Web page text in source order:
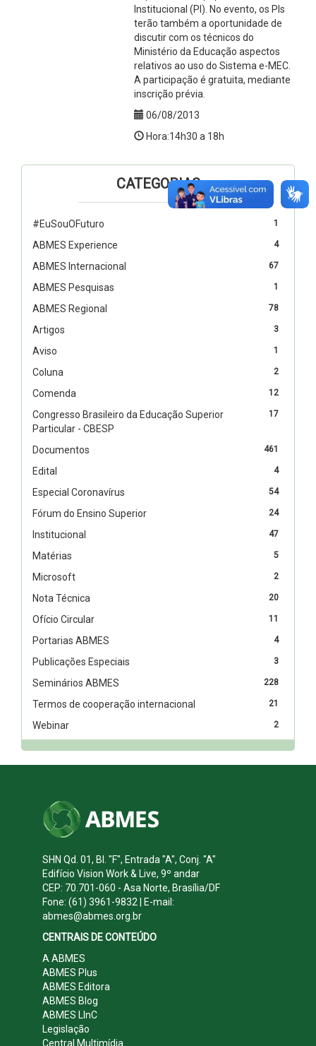
Institucional (PI). No evento, os PIs
terão também a oportunidade de
discutir com os técnicos do
Ministério da Educação aspectos
relativos ao uso do Sistema e-MEC.
A participação é gratuita, mediante
inscrição prévia.
06/08/2013
Hora:14h30 a 18h
CATEGORIAS
1
#EuSouOFuturo
4
ABMES Experience
67
ABMES Internacional
1
ABMES Pesquisas
78
ABMES Regional
3
Artigos
1
Aviso
2
Coluna
12
Comenda
17
Congresso Brasileiro da Educação Superior
Particular - CBESP
461
Documentos
4
Edital
54
Especial Coronavírus
24
Fórum do Ensino Superior
47
Institucional
5
Matérias
2
Microsoft
20
Nota Técnica
11
Ofício Circular
4
Portarias ABMES
3
Publicações Especiais
228
Seminários ABMES
21
Termos de cooperação internacional
2
Webinar
SHN Qd. 01, Bl. "F", Entrada "A", Conj. "A"
Edifício Vision Work & Live, 9º andar
CEP: 70.701-060 - Asa Norte, Brasília/DF
Fone: (61) 3961-9832 | E-mail:
abmes@abmes.org.br
CENTRAIS DE CONTEÚDO
A ABMES
ABMES Plus
ABMES Editora
ABMES Blog
ABMES LInC
Legislação
Central Multimídia